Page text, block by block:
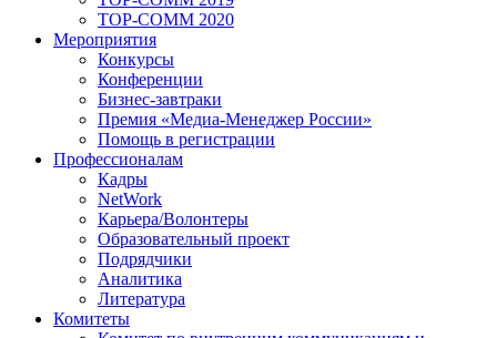
TOP-COMM 2020
Мероприятия
Конкурсы
Конференции
Бизнес-завтраки
Премия «Медиа-Менеджер России»
Помощь в регистрации
Профессионалам
Кадры
NetWork
Карьера/Волонтеры
Образовательный проект
Подрядчики
Аналитика
Литература
Комитеты